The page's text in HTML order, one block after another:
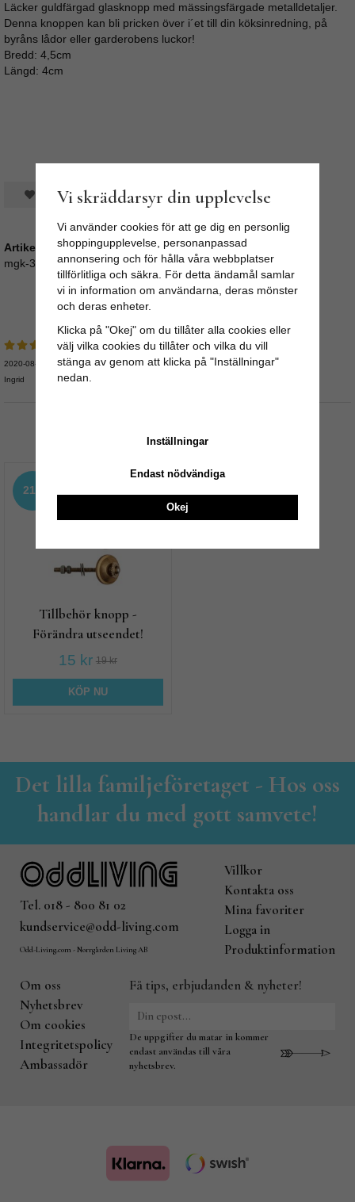
Läcker guldfärgad glasknopp med mässingsfärgade metalldetaljer.
Denna knoppen kan bli pricken över i´et till din köksinredning, på
byråns lådor eller garderobens luckor!
Bredd: 4,5cm
Längd: 4cm
Spara som favorit
Artikelnummer:
mgk-34
Recensioner
2020-08-09
Ingrid
Rekommenderade tillbehör till denna produkt
21%
Tillbehör knopp -
Förändra utseendet!
15 kr 19 kr
KÖP NU
Det lilla familjeföretaget - Hos oss
handlar du med gott samvete!
Tel. 018 - 800 81 02
kundservice@odd-living.com
Odd-Living.com - Norrgården Living AB
Villkor
Kontakta oss
Mina favoriter
Logga in
Produktinformation
Om oss
Nyhetsbrev
Om cookies
Integritetspolicy
Ambassadör
Få tips, erbjudanden & nyheter!
De uppgifter du matar in kommer
endast användas till våra
nyhetsbrev.
Vi skräddarsyr din upplevelse
Vi använder cookies för att ge dig en personlig
shoppingupplevelse, personanpassad
annonsering och för hålla våra webbplatser
tillförlitliga och säkra. För detta ändamål samlar
vi in information om användarna, deras mönster
och deras enheter.
Klicka på "Okej" om du tillåter alla cookies eller
välj vilka cookies du tillåter och vilka du vill
stänga av genom att klicka på "Inställningar"
nedan.
Inställningar
Endast nödvändiga
Okej